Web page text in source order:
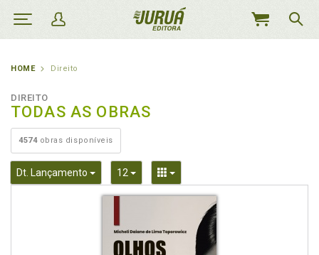
MEU
HOME Direito
DIREITO
TODAS AS OBRAS
4574obras disponíveis
Dt. Lançamento Toggle Dropdown
12 Toggle DropdownToggle Dropdown